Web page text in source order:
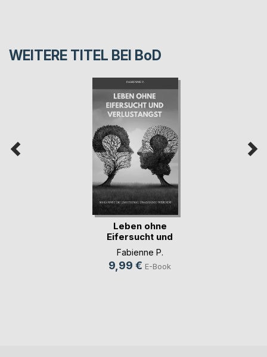
WEITERE TITEL BEI BoD
Leben ohne
Eifersucht und
Verlustangst
Fabienne P.
9,99 € E-Book